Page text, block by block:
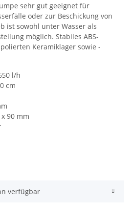
sehr gut geeignet für
oder zur Beschickung von
ist sowohl unter Wasser als
möglich. Stabiles ABS-
Keramiklager sowie -
l/h
cm
90 mm
verfügbar